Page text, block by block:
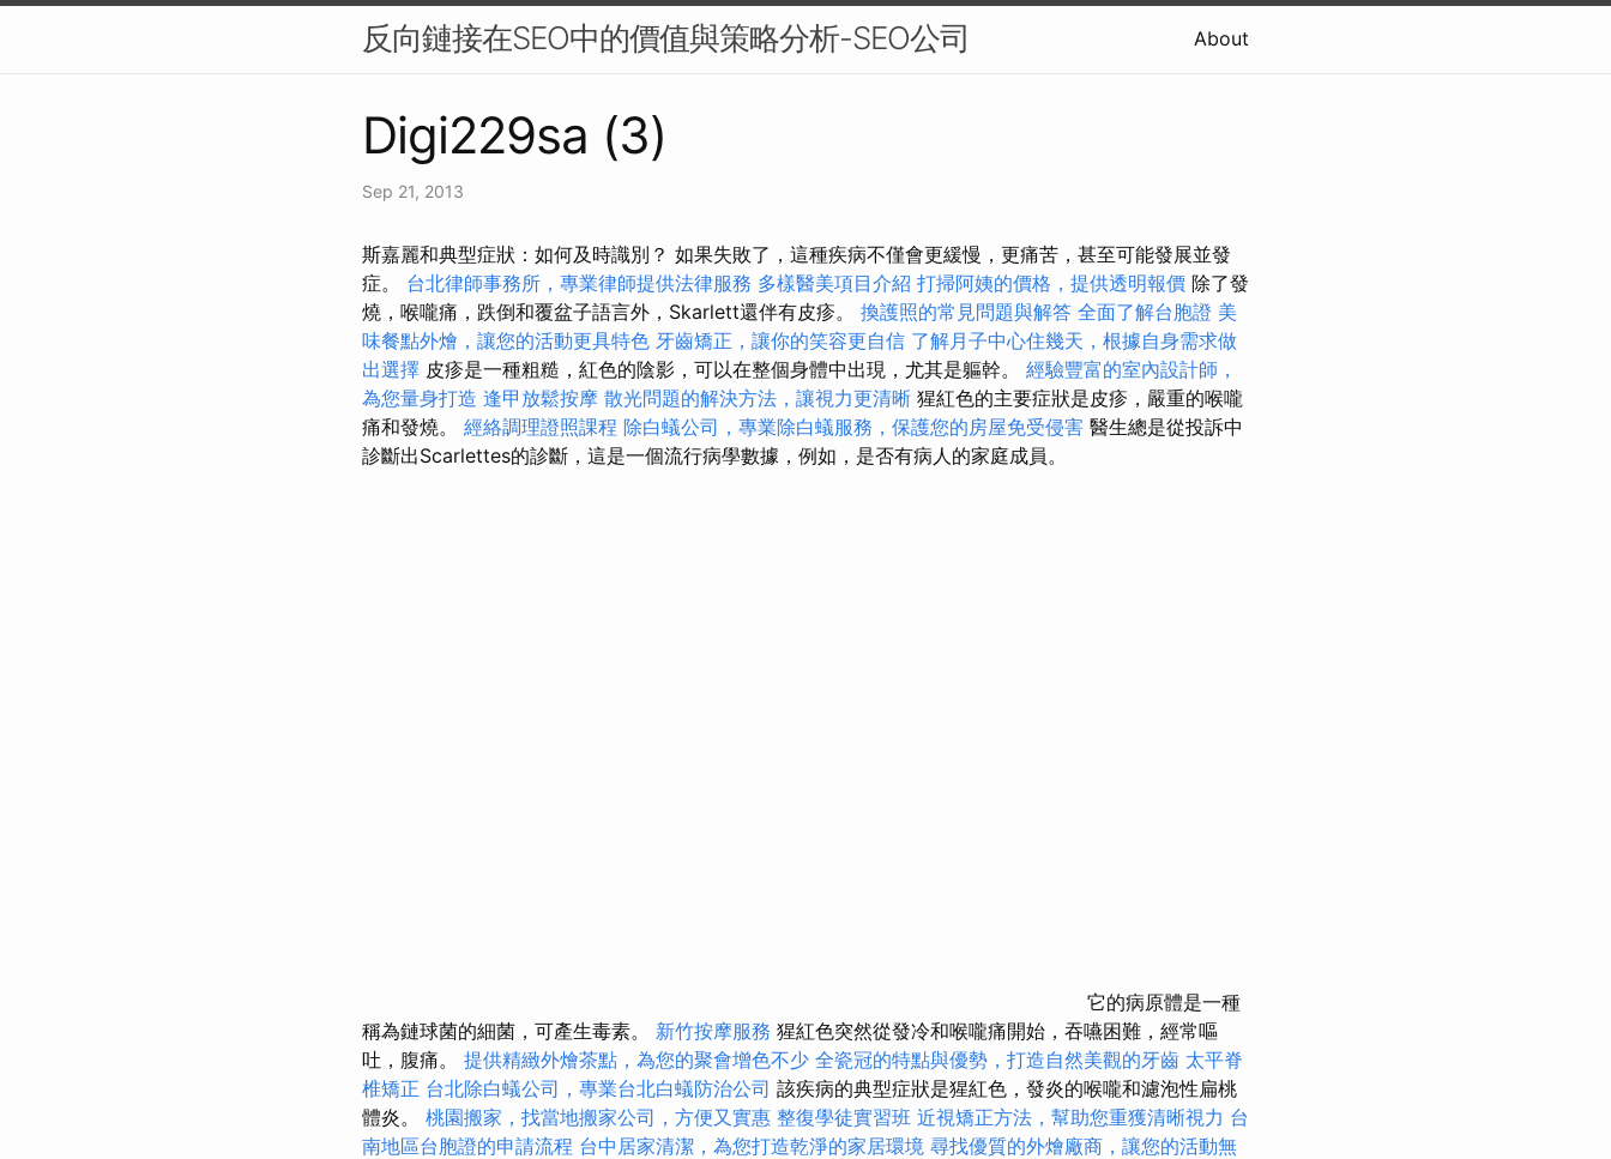
反向鏈接在SEO中的價值與策略分析-SEO公司 About
Digi229sa (3)
Sep 21, 2013
斯嘉麗和典型症狀：如何及時識別？ 如果失敗了，這種疾病不僅會更緩慢，更痛苦，甚至可能發展並發
症。 台北律師事務所，專業律師提供法律服務 多樣醫美項目介紹 打掃阿姨的價格，提供透明報價 除了發
燒，喉嚨痛，跌倒和覆盆子語言外，Skarlett還伴有皮疹。 換護照的常見問題與解答 全面了解台胞證 美
味餐點外燴，讓您的活動更具特色 牙齒矯正，讓你的笑容更自信 了解月子中心住幾天，根據自身需求做
出選擇 皮疹是一種粗糙，紅色的陰影，可以在整個身體中出現，尤其是軀幹。 經驗豐富的室內設計師，
為您量身打造 逢甲放鬆按摩 散光問題的解決方法，讓視力更清晰 猩紅色的主要症狀是皮疹，嚴重的喉嚨
痛和發燒。 經絡調理證照課程 除白蟻公司，專業除白蟻服務，保護您的房屋免受侵害 醫生總是從投訴中
診斷出Scarlettes的診斷，這是一個流行病學數據，例如，是否有病人的家庭成員。
它的病原體是一種
稱為鏈球菌的細菌，可產生毒素。 新竹按摩服務 猩紅色突然從發冷和喉嚨痛開始，吞嚥困難，經常嘔
吐，腹痛。 提供精緻外燴茶點，為您的聚會增色不少 全瓷冠的特點與優勢，打造自然美觀的牙齒 太平脊
椎矯正 台北除白蟻公司，專業台北白蟻防治公司 該疾病的典型症狀是猩紅色，發炎的喉嚨和濾泡性扁桃
體炎。 桃園搬家，找當地搬家公司，方便又實惠 整復學徒實習班 近視矯正方法，幫助您重獲清晰視力 台
南地區台胞證的申請流程 台中居家清潔，為您打造乾淨的家居環境 尋找優質的外燴廠商，讓您的活動無